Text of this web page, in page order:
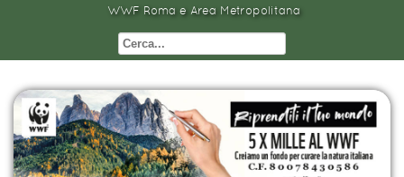
WWF Roma e Area Metropolitana